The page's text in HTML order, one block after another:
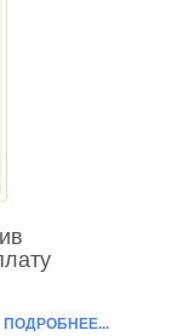
ПОДРОБНЕЕ...